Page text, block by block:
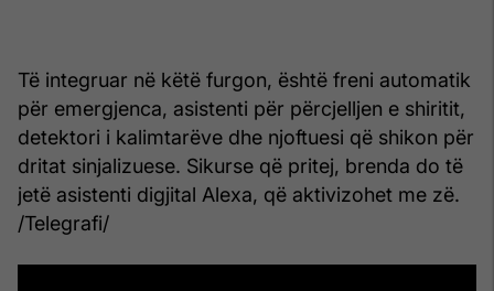
Të integruar në këtë furgon, është freni automatik
për emergjenca, asistenti për përcjelljen e shiritit,
detektori i kalimtarëve dhe njoftuesi që shikon për
dritat sinjalizuese. Sikurse që pritej, brenda do të
jetë asistenti digjital Alexa, që aktivizohet me zë.
/Telegrafi/